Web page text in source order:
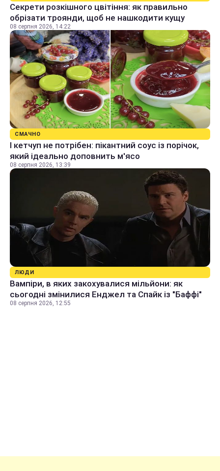
Секрети розкішного цвітіння: як правильно
обрізати троянди, щоб не нашкодити кущу
08 серпня 2026, 14:22
СМАЧНО
І кетчуп не потрібен: пікантний соус із порічок,
який ідеально доповнить м'ясо
08 серпня 2026, 13:39
ЛЮДИ
Вампіри, в яких закохувалися мільйони: як
сьогодні змінилися Енджел та Спайк із "Баффі"
08 серпня 2026, 12:55